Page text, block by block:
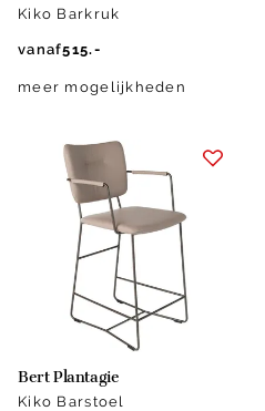
Kiko Barkruk
vanaf515.-
meer mogelijkheden
Bert Plantagie
Kiko Barstoel